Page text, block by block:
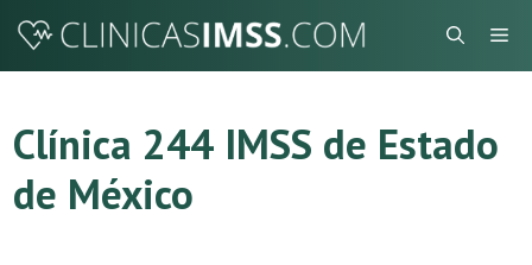
Saltar
Clínica 244 IMSS de Estado
de México